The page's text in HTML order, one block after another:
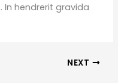
In hendrerit gravida
NEXT